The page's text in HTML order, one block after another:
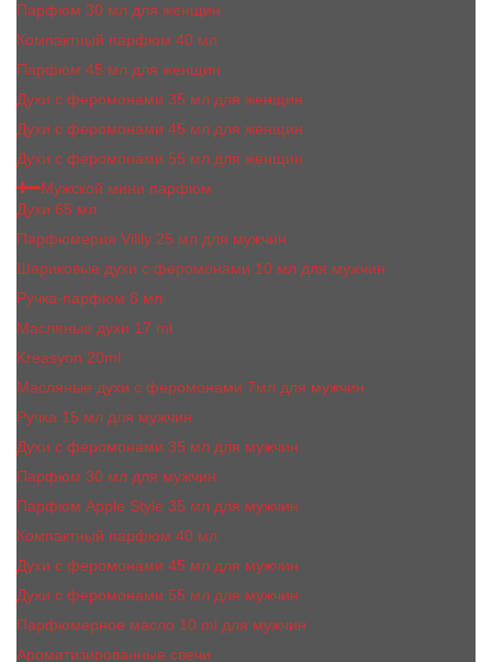
Парфюм 30 мл для женщин
Компактный парфюм 40 мл
Парфюм 45 мл для женщин
Духи с феромонами 35 мл для женщин
Духи с феромонами 45 мл для женщин
Духи с феромонами 55 мл для женщин
Мужской мини парфюм
Духи 65 мл
Парфюмерия Vilily 25 мл для мужчин
Шариковые духи с феромонами 10 мл для мужчин
Ручка-парфюм 8 мл
Масляные духи 17 ml
Kreasyon 20ml
Масляные духи c феромонами 7мл для мужчин
Ручка 15 мл для мужчин
Духи с феромонами 35 мл для мужчин
Парфюм 30 мл для мужчин
Парфюм Apple Style 35 мл для мужчин
Компактный парфюм 40 мл
Духи с феромонами 45 мл для мужчин
Духи с феромонами 55 мл для мужчин
Парфюмерное масло 10 ml для мужчин
Ароматизированные свечи